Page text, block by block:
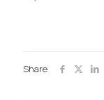
Share